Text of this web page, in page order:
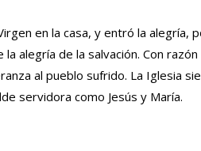
en la casa, y entró la
alegría de la salvación. Con
al pueblo sufrido. La Iglesia
servidora como Jesús y María.